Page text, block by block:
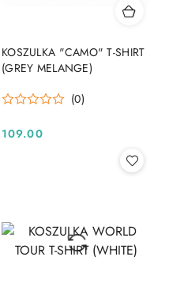
KOSZULKA "CAMO" T-SHIRT
(GREY MELANGE)
(0)
Cena:
109.00